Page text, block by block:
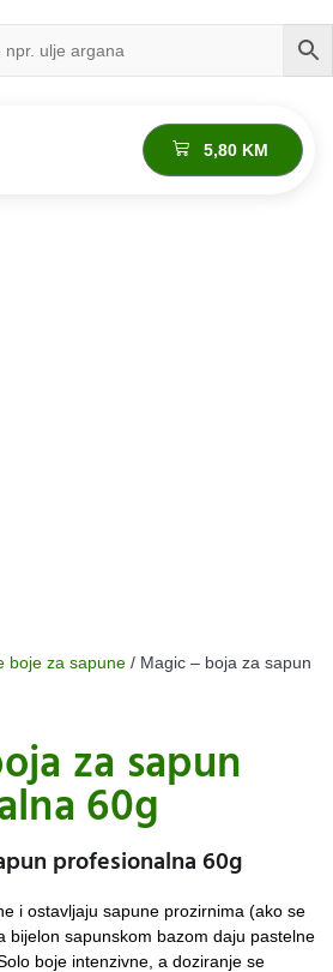
5,80 KM
boje za sapune / Magic – boja za sapun
za sapun
60g
profesionalna 60g
i ostavljaju sapune prozirnima (ako se
bijelon sapunskom bazom daju pastelne
boje intenzivne, a doziranje se